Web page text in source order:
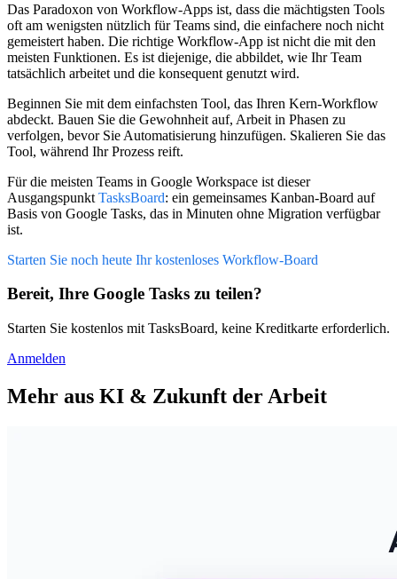
Das Paradoxon von Workflow-Apps ist, dass die mächtigsten Tools
oft am wenigsten nützlich für Teams sind, die einfachere noch nicht
gemeistert haben. Die richtige Workflow-App ist nicht die mit den
meisten Funktionen. Es ist diejenige, die abbildet, wie Ihr Team
tatsächlich arbeitet und die konsequent genutzt wird.
Beginnen Sie mit dem einfachsten Tool, das Ihren Kern-Workflow
abdeckt. Bauen Sie die Gewohnheit auf, Arbeit in Phasen zu
verfolgen, bevor Sie Automatisierung hinzufügen. Skalieren Sie das
Tool, während Ihr Prozess reift.
Für die meisten Teams in Google Workspace ist dieser
Ausgangspunkt TasksBoard: ein gemeinsames Kanban-Board auf
Basis von Google Tasks, das in Minuten ohne Migration verfügbar
ist.
Starten Sie noch heute Ihr kostenloses Workflow-Board
Bereit, Ihre Google Tasks zu teilen?
Starten Sie kostenlos mit TasksBoard, keine Kreditkarte erforderlich.
Anmelden
Mehr aus KI & Zukunft der Arbeit